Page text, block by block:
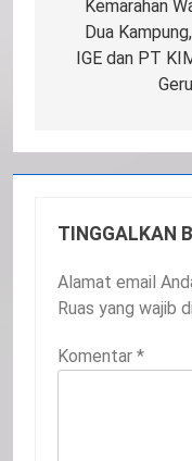
Kemarahan
Dua
IGE dan PT
TINGGALKAN
Alamat email
Ruas yang wajib
Komentar *